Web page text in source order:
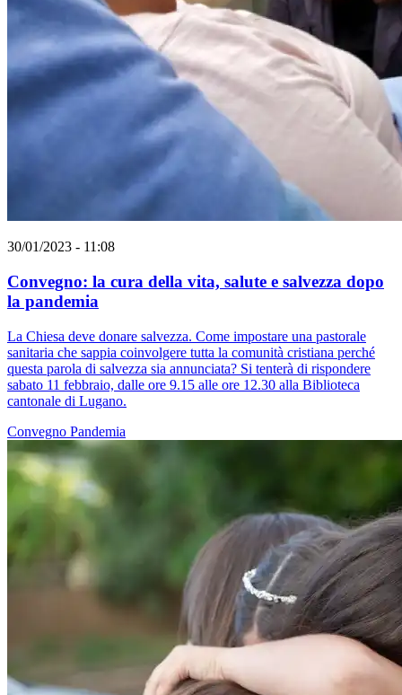
30/01/2023 - 11:08
Convegno: la cura della vita, salute e salvezza dopo
la pandemia
La Chiesa deve donare salvezza. Come impostare una pastorale
sanitaria che sappia coinvolgere tutta la comunità cristiana perché
questa parola di salvezza sia annunciata? Si tenterà di rispondere
sabato 11 febbraio, dalle ore 9.15 alle ore 12.30 alla Biblioteca
cantonale di Lugano.
Convegno Pandemia